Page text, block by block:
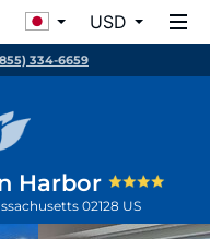
USD
334-6659
Harbor
02128 US